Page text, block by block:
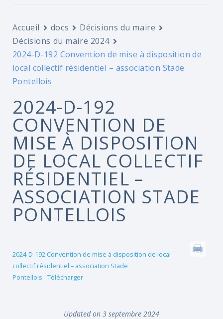
Accueil docs
Décisions du maire
Décisions du maire 2024
2024-D-192 Convention de mise à disposition de
local collectif résidentiel – association Stade
Pontellois
2024-D-192
CONVENTION DE
MISE À DISPOSITION
DE LOCAL COLLECTIF
RÉSIDENTIEL –
ASSOCIATION STADE
PONTELLOIS
2024-D-192 Convention de mise à disposition de local
collectif résidentiel – association Stade
Pontellois
Télécharger
Updated on 3 septembre 2024